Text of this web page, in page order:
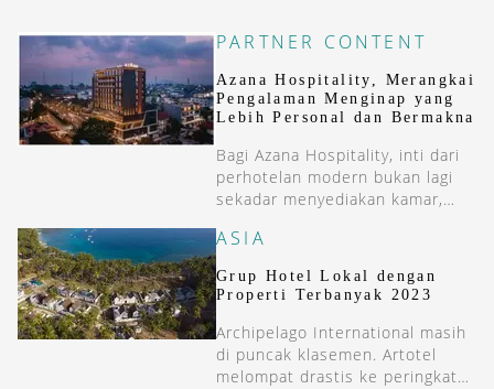
PARTNER CONTENT
Azana Hospitality, Merangkai
Pengalaman Menginap yang
Lebih Personal dan Bermakna
Bagi Azana Hospitality, inti dari
perhotelan modern bukan lagi
sekadar menyediakan kamar,
menyiapkan pengalaman yang
menjadi alasan customer datang
kembali.
ASIA
Grup Hotel Lokal dengan
Properti Terbanyak 2023
Archipelago International masih
di puncak klasemen. Artotel
melompat drastis ke peringkat